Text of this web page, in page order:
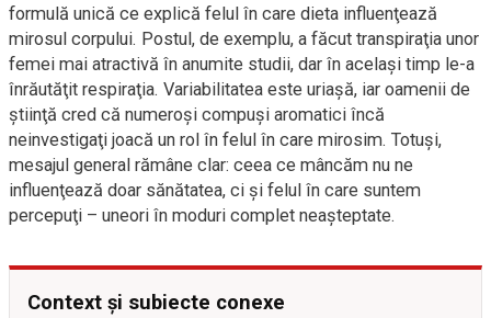
formulă unică ce explică felul în care dieta influenţează
mirosul corpului. Postul, de exemplu, a făcut transpiraţia unor
femei mai atractivă în anumite studii, dar în acelaşi timp le-a
înrăutăţit respiraţia. Variabilitatea este uriaşă, iar oamenii de
ştiinţă cred că numeroşi compuşi aromatici încă
neinvestigaţi joacă un rol în felul în care mirosim. Totuşi,
mesajul general rămâne clar: ceea ce mâncăm nu ne
influenţează doar sănătatea, ci şi felul în care suntem
percepuţi – uneori în moduri complet neaşteptate.
Context și subiecte conexe